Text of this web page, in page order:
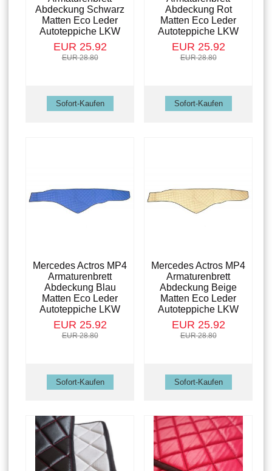
Abdeckung Schwarz
Matten Eco Leder
Autoteppiche LKW
EUR 25.92
EUR 28.80
Abdeckung Rot
Matten Eco Leder
Autoteppiche LKW
EUR 25.92
EUR 28.80
Mercedes Actros MP4
Armaturenbrett
Abdeckung Blau
Matten Eco Leder
Autoteppiche LKW
EUR 25.92
EUR 28.80
Mercedes Actros MP4
Armaturenbrett
Abdeckung Beige
Matten Eco Leder
Autoteppiche LKW
EUR 25.92
EUR 28.80